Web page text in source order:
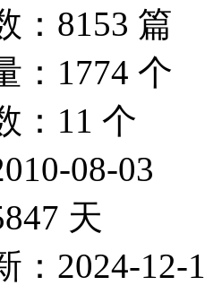
：8153 篇
：1774 个
：11 个
08-03
天
：2024-12-